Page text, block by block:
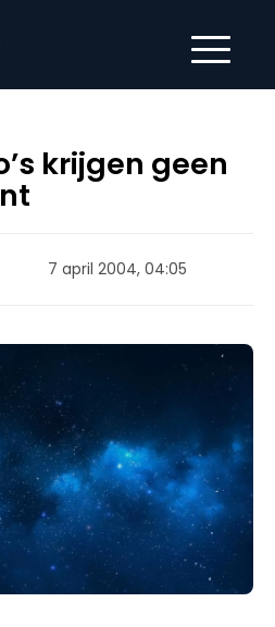
krijgen geen
7 april 2004, 04:05